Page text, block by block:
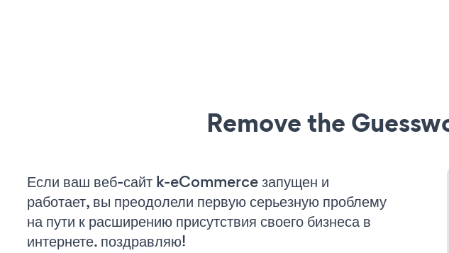
Remove the
Если ваш веб-сайт k-eCommerce запущен и
работает, вы преодолели первую серьезную проблему
на пути к расширению присутствия своего бизнеса в
интернете. поздравляю!